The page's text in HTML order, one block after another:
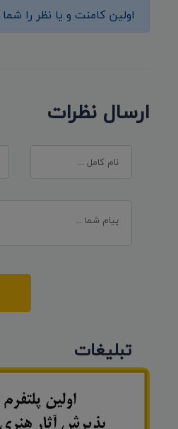
اولین کامنت و یا نظر را
ارسال نظرات
تبلیغات